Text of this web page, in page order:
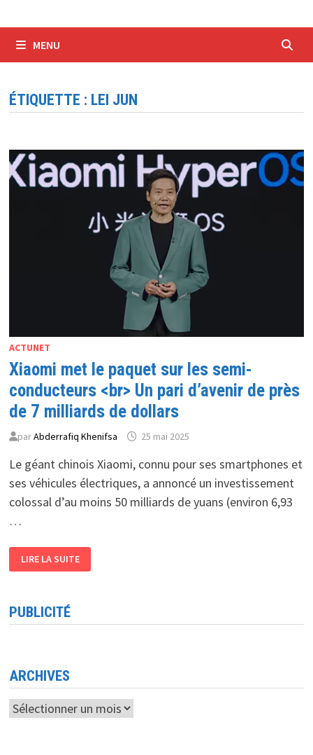
MENU
ÉTIQUETTE : LEI JUN
ACTUNET
Xiaomi met le paquet sur les semi-
conducteurs <br> Un pari d’avenir de près
de 7 milliards de dollars
parAbderrafiq Khenifsa 25 mai 2025
Le géant chinois Xiaomi, connu pour ses smartphones et
ses véhicules électriques, a annoncé un investissement
colossal d’au moins 50 milliards de yuans (environ 6,93
…
XIAOMI
MET
LE
SEMI-
CONDUCTEURS
DE
PRÈS
DE
7
MILLIARDS
DE
LIRE LA SUITE
PUBLICITÉ
ARCHIVES
Archives